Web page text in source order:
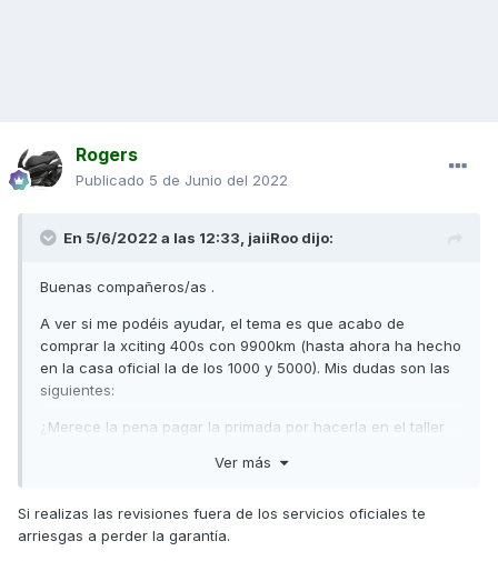
Rogers
Publicado 5 de Junio del 2022
En 5/6/2022 a las 12:33, jaiiRoo dijo:
Buenas compañeros/as .
A ver si me podéis ayudar, el tema es que acabo de
comprar la xciting 400s con 9900km (hasta ahora ha hecho
en la casa oficial la de los 1000 y 5000). Mis dudas son las
siguientes:
¿Merece la pena pagar la primada por hacerla en el taller
garantía?
¿Qué cubre la garantía? ¿Y cuánto tiempo dura?
Ver más
Si realizas las revisiones fuera de los servicios oficiales te
arriesgas a perder la garantía.